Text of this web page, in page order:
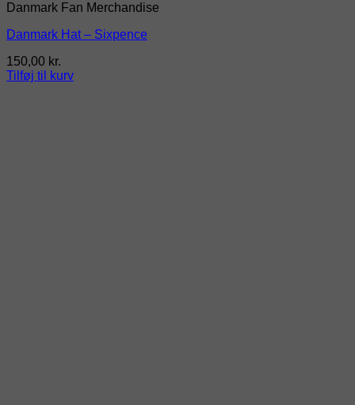
Danmark Fan Merchandise
Danmark Hat – Sixpence
150,00 kr.
Tilføj til kurv